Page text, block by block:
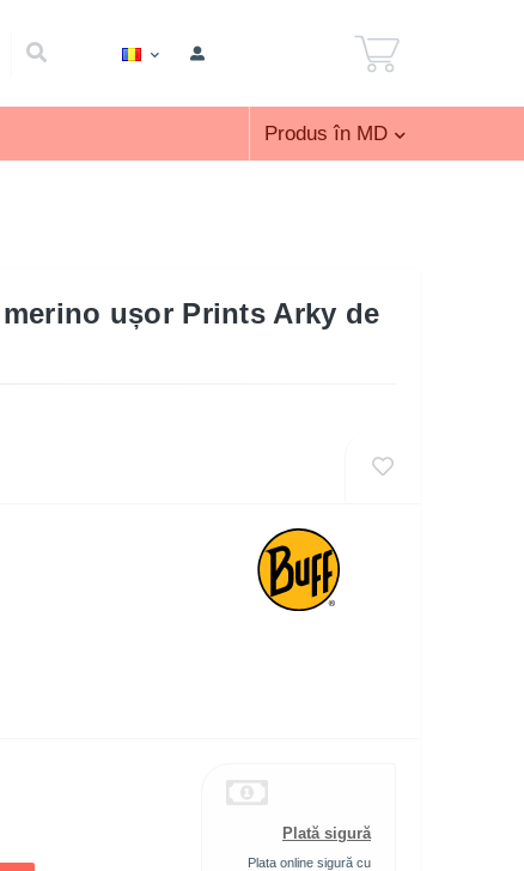
Produs în MD
ușor Prints Arky de
Plată sigură
Plata online sigură cu